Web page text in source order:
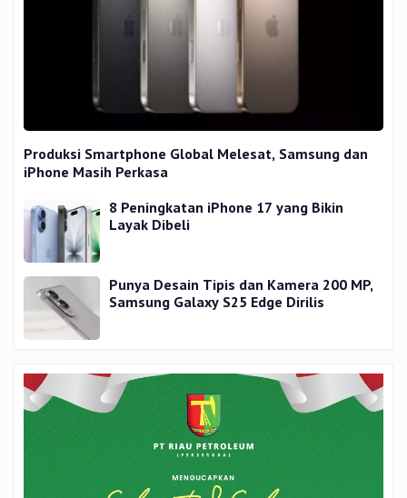
Produksi Smartphone Global Melesat, Samsung dan
iPhone Masih Perkasa
8 Peningkatan iPhone 17 yang Bikin
Layak Dibeli
Punya Desain Tipis dan Kamera 200 MP,
Samsung Galaxy S25 Edge Dirilis